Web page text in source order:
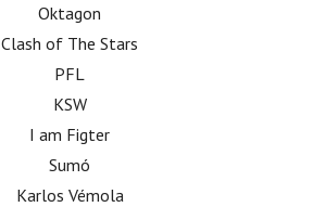
Oktagon
Clash of The Stars
PFL
KSW
I am Figter
Sumó
Karlos Vémola